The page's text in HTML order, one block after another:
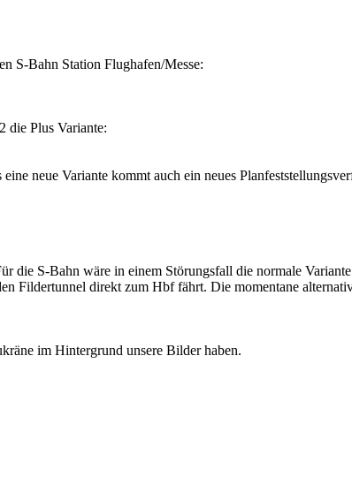
S-Bahn Station Flughafen/Messe:
die Plus Variante:
neue Variante kommt auch ein neues
die S-Bahn wäre in einem Störungsfall die normale
Fildertunnel direkt zum Hbf fährt. Die momentane
im Hintergrund unsere Bilder haben.